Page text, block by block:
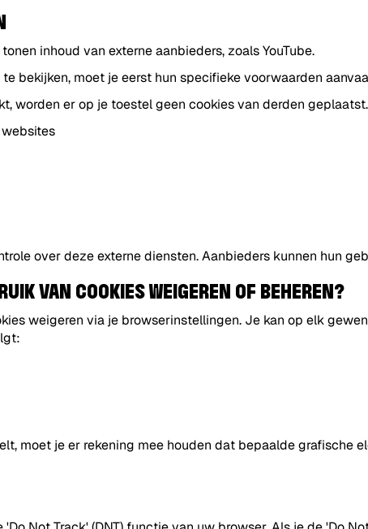
inhoud van externe aanbieders, zoals YouTube.
bekijken, moet je eerst hun specifieke voorwaarden
worden er op je toestel geen cookies van derden geplaatst.
over deze externe diensten. Aanbieders kunnen hun
VAN COOKIES WEIGEREN OF BEHEREN?
weigeren via je browserinstellingen. Je kan op elk
moet je er rekening mee houden dat bepaalde